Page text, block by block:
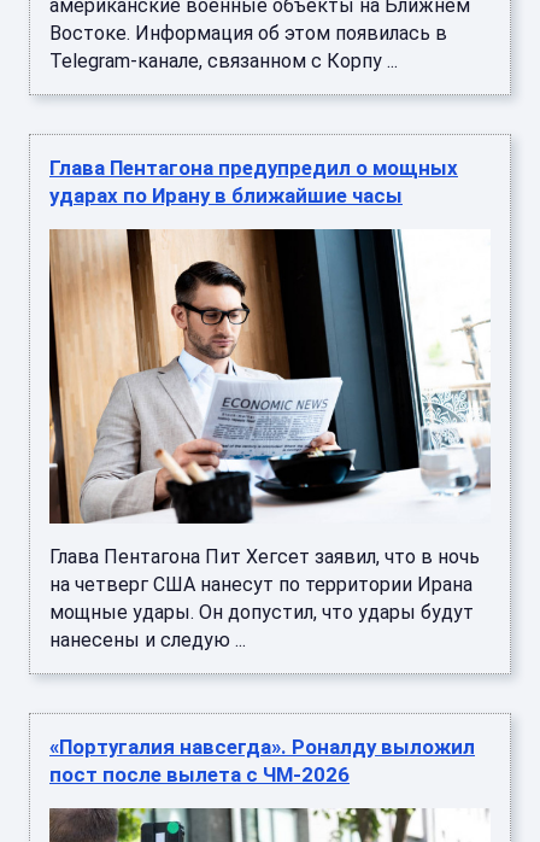
американские военные объекты на Ближнем
Востоке. Информация об этом появилась в
Telegram-канале, связанном с Корпу ...
Глава Пентагона предупредил о мощных
ударах по Ирану в ближайшие часы
Глава Пентагона Пит Хегсет заявил, что в ночь
на четверг США нанесут по территории Ирана
мощные удары. Он допустил, что удары будут
нанесены и следую ...
«Португалия навсегда». Роналду выложил
пост после вылета с ЧМ-2026